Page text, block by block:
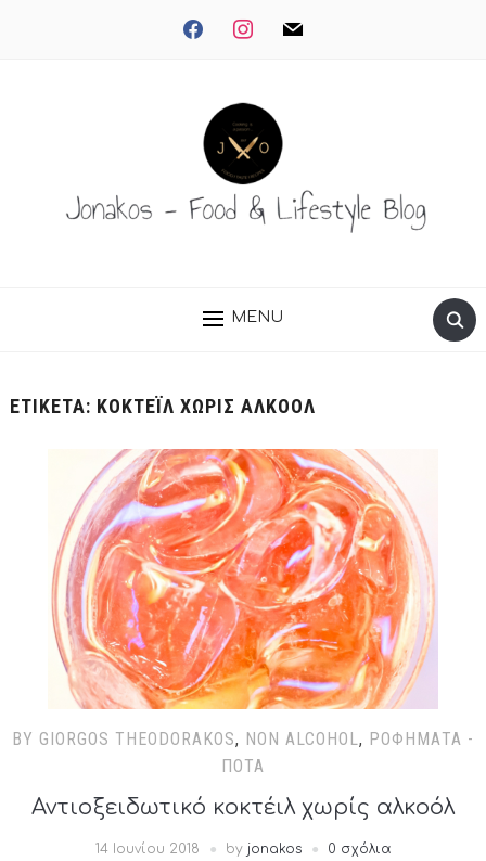
facebookinstagrammail
MENU
ΕΤΙΚΈΤΑ: ΚΟΚΤΈΙΛ ΧΩΡΊΣ ΑΛΚΟΌΛ
BY GIORGOS THEODORAKOS, NON ALCOHOL, ΡΟΦΉΜΑΤΑ -
ΠΟΤΆ
Αντιοξειδωτικό κοκτέιλ χωρίς αλκοόλ
14 Ιουνίου 2018 by jonakos 0 σχόλια